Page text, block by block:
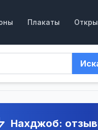
Плакаты
Нахджоб: